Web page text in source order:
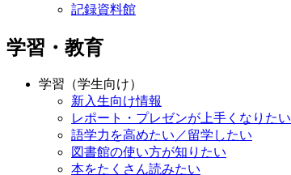
記録資料館
学習・教育
学習（学生向け）
新入生向け情報
レポート・プレゼンが上手くなりたい
語学力を高めたい／留学したい
図書館の使い方が知りたい
本をたくさん読みたい